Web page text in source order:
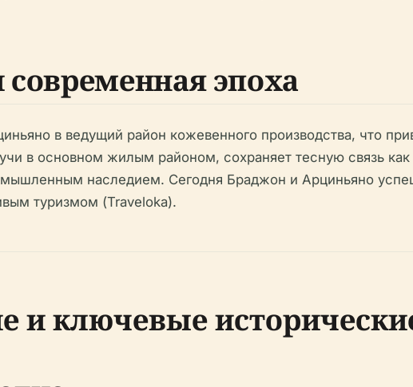
эпоха
в ведущий район кожевенного производства, что
в основном жилым районом, сохраняет тесную связь
наследием. Сегодня Браджон и Арциньяно
туризмом (Traveloka).
и ключевые